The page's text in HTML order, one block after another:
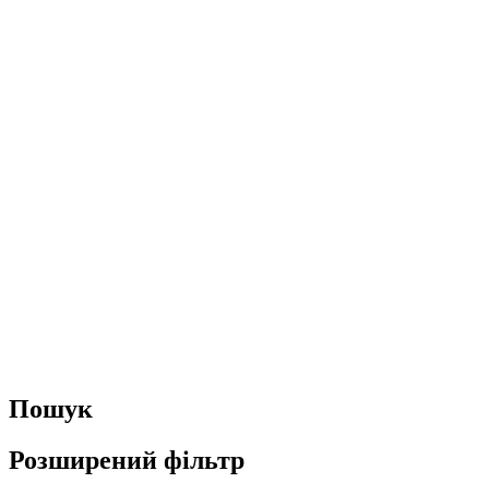
Пошук
Розширений фільтр